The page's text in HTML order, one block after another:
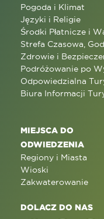
Pogoda i Klimat
Języki i Religie
Środki Płatnicze i
Strefa Czasowa,
Zdrowie i
Podróżowanie po
Odpowiedzialna
Biura Informacji
MIEJSCA DO
ODWIEDZENIA
Regiony i Miasta
Wioski
Zakwaterowanie
DOLACZ DO NAS